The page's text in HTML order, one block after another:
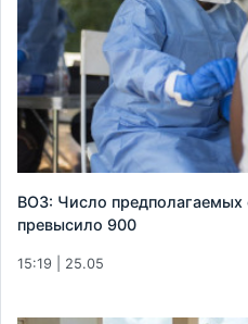
ВОЗ: Число
превысило 900
15:19 | 25.05